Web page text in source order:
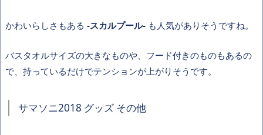
かわいらしさもある -スカルプール- も人気がありそうですね。
バスタオルサイズの大きなものや、フード付きのものもあるの
で、持っているだけでテンションが上がりそうです。
サマソニ2018 グッズ その他